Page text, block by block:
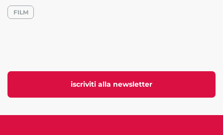
iscriviti alla newsletter
FILM